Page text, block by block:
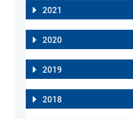
2021
2020
2019
2018